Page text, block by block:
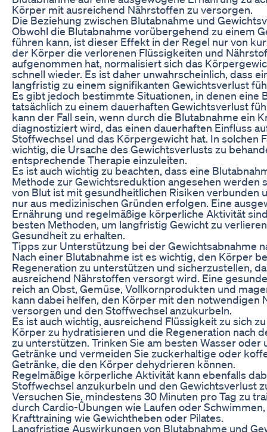
Körper mit ausreichend Nährstoffen zu versorgen.
Die Beziehung zwischen Blutabnahme und
Obwohl die Blutabnahme vorübergehend zu einem
führen kann, ist dieser Effekt in der Regel nur von
der Körper die verlorenen Flüssigkeiten und
aufgenommen hat, normalisiert sich das
schnell wieder. Es ist daher unwahrscheinlich, dass
langfristig zu einem signifikanten Gewichtsverlust
Es gibt jedoch bestimmte Situationen, in denen eine
tatsächlich zu einem dauerhaften Gewichtsverlust
kann der Fall sein, wenn durch die Blutabnahme ein
diagnostiziert wird, das einen dauerhaften Einfluss
Stoffwechsel und das Körpergewicht hat. In solchen
wichtig, die Ursache des Gewichtsverlusts zu
entsprechende Therapie einzuleiten.
Es ist auch wichtig zu beachten, dass eine
Methode zur Gewichtsreduktion angesehen werden
von Blut ist mit gesundheitlichen Risiken verbunden
nur aus medizinischen Gründen erfolgen. Eine
Ernährung und regelmäßige körperliche Aktivität
besten Methoden, um langfristig Gewicht zu
Gesundheit zu erhalten.
Tipps zur Unterstützung bei der Gewichtsabnahme
Nach einer Blutabnahme ist es wichtig, den Körper
Regeneration zu unterstützen und sicherzustellen,
ausreichend Nährstoffen versorgt wird. Eine
reich an Obst, Gemüse, Vollkornprodukten und
kann dabei helfen, den Körper mit den notwendigen
versorgen und den Stoffwechsel anzukurbeln.
Es ist auch wichtig, ausreichend Flüssigkeit zu sich
Körper zu hydratisieren und die Regeneration nach
zu unterstützen. Trinken Sie am besten Wasser oder
Getränke und vermeiden Sie zuckerhaltige oder
Getränke, die den Körper dehydrieren können.
Regelmäßige körperliche Aktivität kann ebenfalls
Stoffwechsel anzukurbeln und den Gewichtsverlust
Versuchen Sie, mindestens 30 Minuten pro Tag zu
durch Cardio-Übungen wie Laufen oder
Krafttraining wie Gewichtheben oder Pilates.
Langfristige Auswirkungen von Blutabnahme und